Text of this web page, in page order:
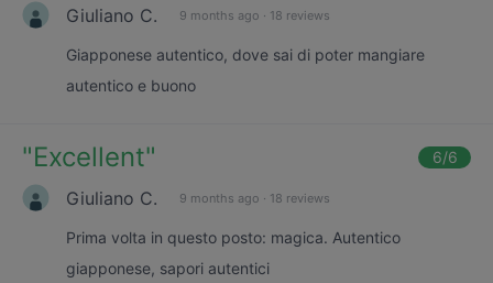
Giuliano C. 9 months ago · 18 reviews
Giapponese autentico, dove sai di poter mangiare
autentico e buono
"Excellent" 6/6
Giuliano C. 9 months ago · 18 reviews
Prima volta in questo posto: magica. Autentico
giapponese, sapori autentici